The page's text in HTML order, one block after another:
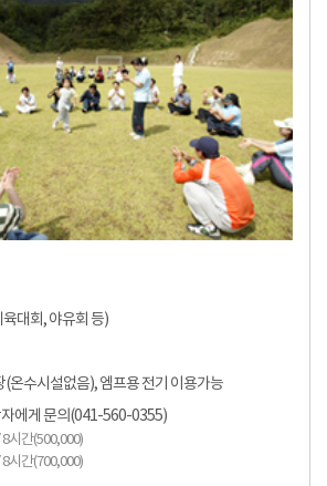
대회, 야유회 등)
(온수시설없음), 엠프용 전기 이용가능
자에게 문의(041-560-0355)
시간(500,000)
시간(700,000)